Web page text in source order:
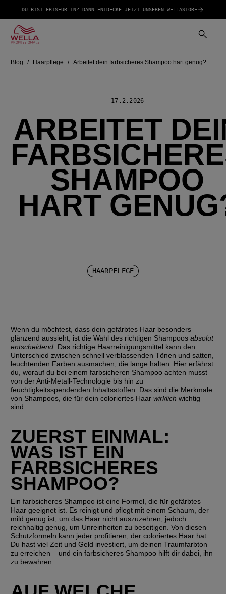
DU BIST FRISEUR:IN? DANN ENTDECKE JETZT UNSEREN WELLASTORE
Blog Haarpflege Arbeitet dein farbsicheres Shampoo hart genug?
17.2.2026
ARBEITET
SHAMPOO
HART
HAARPFLEGE
Wenn du möchtest, dass dein gefärbtes Haar besonders
glänzend aussieht, ist die Wahl des richtigen Shampoos absolut
entscheidend . Das richtige Haarreinigungsmittel kann den
Unterschied zwischen schnell verblassenden Tönen und satten,
leuchtenden Farben ausmachen, die lange halten. Hier erfährst
du, worauf du bei einem farbsicheren Shampoo achten musst –
von der Anti-Metall-Technologie bis hin zu
feuchtigkeitsspendenden Inhaltsstoffen. Das sind die Merkmale
von Shampoos, die für dein coloriertes Haar wirklich wichtig
sind ...
ZUERST EINMAL:
WAS IST EIN
FARBSICHERES
SHAMPOO?
Ein farbsicheres Shampoo ist eine Formel, die für gefärbtes
Haar geeignet ist. Es reinigt und pflegt mit einem Schaum, der
mild genug ist, um das Haar nicht auszuzehren, jedoch
reichhaltig genug, um Unreinheiten zu beseitigen. Von diesen
Schutzformeln kann jeder profitieren, der coloriertes Haar hat.
Du hast viel Zeit und Geld investiert, um deinen Traumfarbton
zu erreichen – und ein farbsicheres Shampoo hilft dir dabei, ihn
zu bewahren.